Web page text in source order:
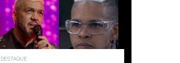
DESTAQUE